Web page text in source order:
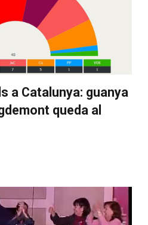
a Catalunya: guanya
queda al